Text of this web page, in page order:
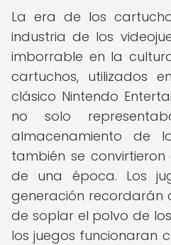
La era de los
industria de los
imborrable en la
cartuchos, utilizados
clásico Nintendo
no solo
almacenamiento de
también se
de una época. Los
generación recordarán
de soplar el polvo de
los juegos funcionaran